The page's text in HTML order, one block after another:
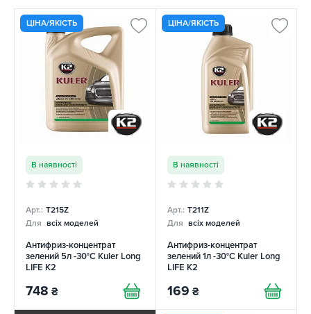
ЦІНА/ЯКІСТЬ
В наявності
Арт.: T215Z
Для всіх моделей
Антифриз-концентрат
зелений 5л -30°C Kuler Long
LIFE K2
748 ₴
ЦІНА/ЯКІСТЬ
В наявності
Арт.: T211Z
Для всіх моделей
Антифриз-концентрат
зелений 1л -30°C Kuler Long
LIFE K2
169 ₴